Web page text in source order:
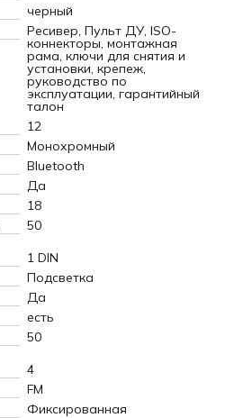
черный
Ресивер, Пульт ДУ, ISO-
коннекторы, монтажная
рама, ключи для снятия и
установки, крепеж,
руководство по
эксплуатации, гарантийный
талон
12
Монохромный
Bluetooth
Да
18
50
1 DIN
Подсветка
Да
есть
50
4
FM
Фиксированная